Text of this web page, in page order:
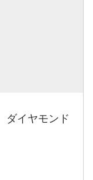
ダイヤモンド